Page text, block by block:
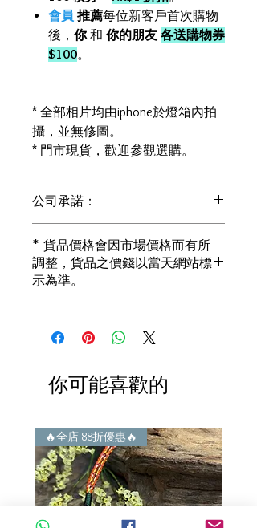
會員 推薦每位新客戶首次購物
後， 你和 你的朋友 各送購物券
$100。
* 全部相片均由iphone於燈箱內拍
攝，並無修圖。
* 門市現貨，歡迎參觀選購。
公司承諾：
冇加色！冇化妝！
i) 所有已鑲玉器珠寶丶玉鐲丶擺件皆 奉
送 [香港翡翠鑑証書]
i) 成色足。冇鍍金！冇包金！冇假金！
3) 顧客所花費一分一毫全部都是珠寶本
i) 無佣金！無租金！無買手費！真真正
正行內批發價。
謝絕紙上談兵。
* 貨品價格會因市場價格而有所
調整，貨品之價錢以當天網站標
示為準。
你可能喜歡的
🔥全店 88折優惠🔥